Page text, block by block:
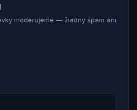
moderujeme — žiadny spam ani